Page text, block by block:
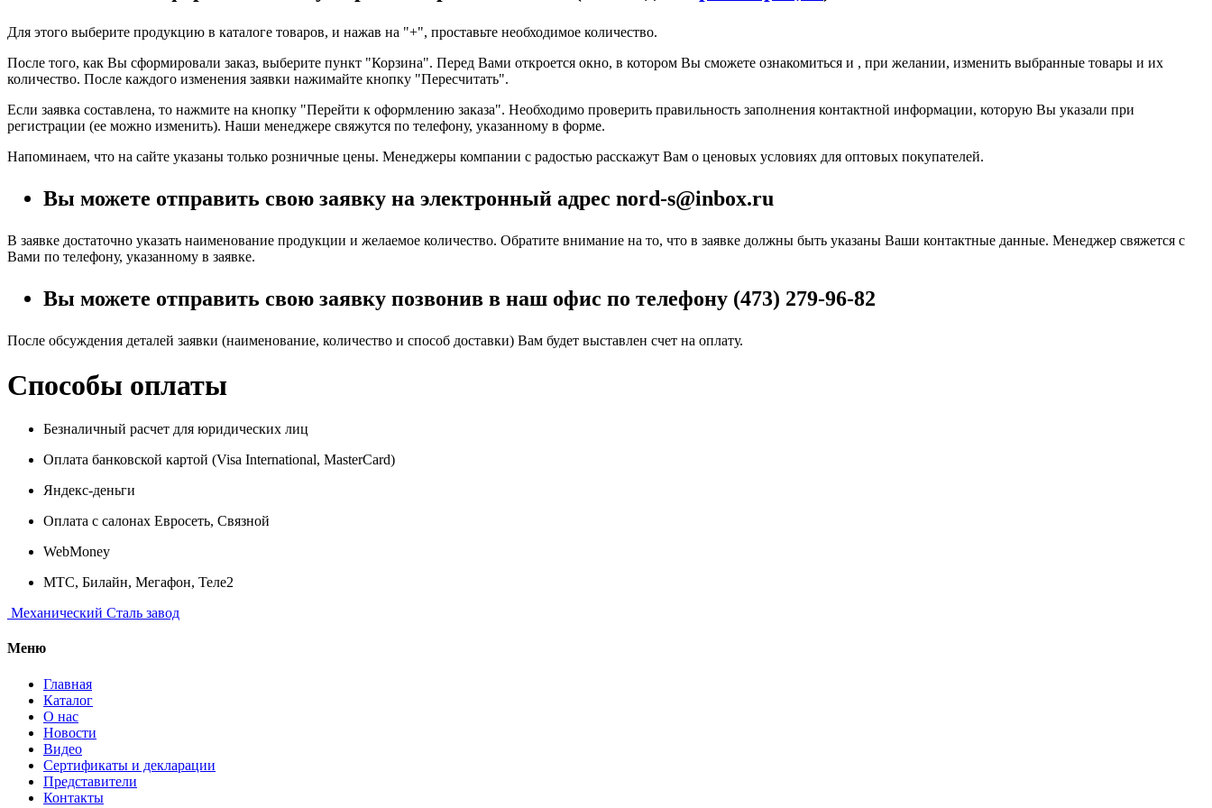
Для этого выберите продукцию в каталоге товаров, и нажав на "+", проставьте необходимое количество.
После того, как Вы сформировали заказ, выберите пункт "Корзина". Перед Вами откроется окно, в котором Вы сможете ознакомиться и , при желании, изменить выбранные товары и их
количество. После каждого изменения заявки нажимайте кнопку "Пересчитать".
Если заявка составлена, то нажмите на кнопку "Перейти к оформлению заказа". Необходимо проверить правильность заполнения контактной информации, которую Вы указали при
регистрации (ее можно изменить). Наши менеджере свяжутся по телефону, указанному в форме.
Напоминаем, что на сайте указаны только розничные цены. Менеджеры компании с радостью расскажут Вам о ценовых условиях для оптовых покупателей.
Вы можете отправить свою заявку на электронный адрес nord-s@inbox.ru
В заявке достаточно указать наименование продукции и желаемое количество. Обратите внимание на то, что в заявке должны быть указаны Ваши контактные данные. Менеджер свяжется с
Вами по телефону, указанному в заявке.
Вы можете отправить свою заявку позвонив в наш офис по телефону (473) 279-96-82
После обсуждения деталей заявки (наименование, количество и способ доставки) Вам будет выставлен счет на оплату.
Способы оплаты
Безналичный расчет для юридических лиц
Оплата банковской картой (Visa International, MasterCard)
Яндекс-деньги
Оплата с салонах Евросеть, Связной
WebMoney
МТС, Билайн, Мегафон, Теле2
Механический Сталь завод
Меню
Главная
Каталог
О нас
Новости
Видео
Сертификаты и декларации
Представители
Контакты